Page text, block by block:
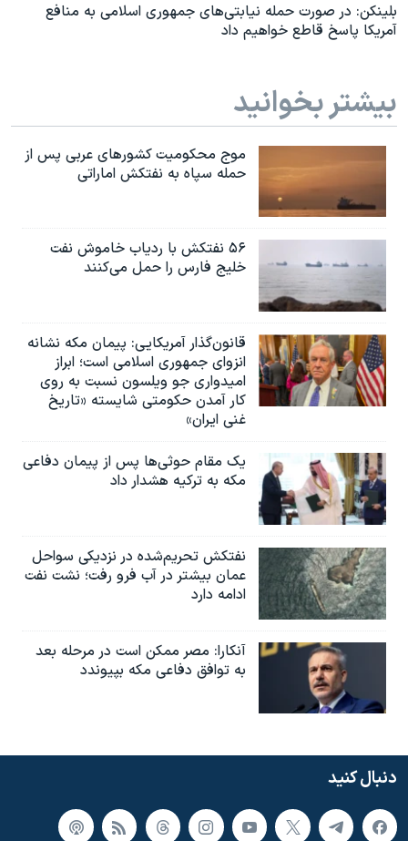
بلینکن: در صورت حمله نیابتی‌های جمهوری اسلامی به منافع
آمریکا پاسخ قاطع خواهیم داد
بیشتر بخوانید
موج محکومیت کشورهای عربی پس از
حمله سپاه به نفتکش اماراتی
۵۶ نفتکش با ردیاب خاموش نفت
خلیج فارس را حمل می‌کنند
قانون‌گذار آمریکایی: پیمان مکه نشانه
انزوای جمهوری اسلامی است؛ ابراز
امیدواری جو ویلسون نسبت به روی
کار آمدن حکومتی شایسته «تاریخ
غنی ایران»
یک مقام حوثی‌ها پس از پیمان دفاعی
مکه به ترکیه هشدار داد
نفتکش تحریم‌شده در نزدیکی سواحل
عمان بیشتر در آب فرو رفت؛ نشت نفت
ادامه دارد
آنکارا: مصر ممکن است در مرحله بعد
به توافق دفاعی مکه بپیوندد
دنبال کنید